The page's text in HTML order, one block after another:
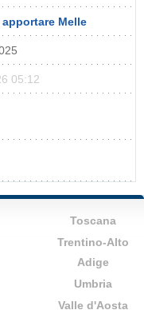
Melle
05:12
Toscana
Trentino-Alto
Adige
Umbria
Valle d'Aosta